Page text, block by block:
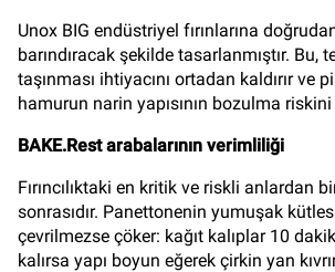
Unox BIG endüstriyel fırınlarına
barındıracak şekilde tasarlanmıştır. Bu,
taşınması ihtiyacını ortadan kaldırır ve
hamurun narin yapısının bozulma riskini
BAKE.Rest arabalarının verimliliği
Fırıncılıktaki en kritik ve riskli anlardan
sonrasıdır. Panettonenin yumuşak
çevrilmezse çöker: kağıt kalıplar 10
kalırsa yapı boyun eğerek çirkin yan